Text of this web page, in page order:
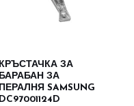
КРЪСТАЧКА ЗА
БАРАБАН ЗА
ПЕРАЛНЯ SAMSUNG
DC97001124D